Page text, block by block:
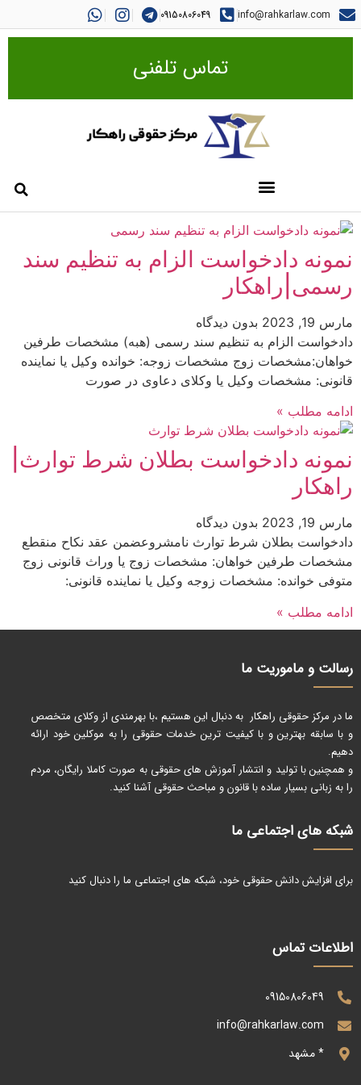
info@rahkarlaw.com
09150806049
تماس تلفنی
نمونه دادخواست الزام به تنظیم سند
رسمی|راهکار
مارس 19, 2023
بدون دیدگاه
دادخواست الزام به تنظیم سند رسمی (هبه) مشخصات طرفین
خواهان:مشخصات زوج مشخصات زوجه: خوانده وکیل یا نماینده
قانونی: مشخصات وکیل یا وکلای دعاوی در صورت
ادامه مطلب »
نمونه دادخواست بطلان شرط توارث|
راهکار
مارس 19, 2023
بدون دیدگاه
دادخواست بطلان شرط توارث نامشروعضمن عقد نكاح منقطع
مشخصات طرفین خواهان: مشخصات زوج یا وراث قانونی زوج
متوفی خوانده: مشخصات زوجه وکیل یا نماینده قانونی:
ادامه مطلب »
رسالت و ماموریت ما
ما در مرکز حقوقی راهکار به دنبال این هستیم ،با بهرمندی از وکلای متخصص
و با سابقه بهترین و با کیفیت ترین خدمات حقوقی را به موکلین خود ارائه
دهیم.
و همچنین با تولید و انتشار آموزش های حقوقی به صورت کاملا رایگان، مردم
را به زبانی بسیار ساده با قانون و مباحث حقوقی آشنا کنید.
شبکه های اجتماعی ما
برای افزایش دانش حقوقی خود، شبکه های اجتماعی ما را دنبال کنید
اطلاعات تماس
09150806049
info@rahkarlaw.com
* مشهد